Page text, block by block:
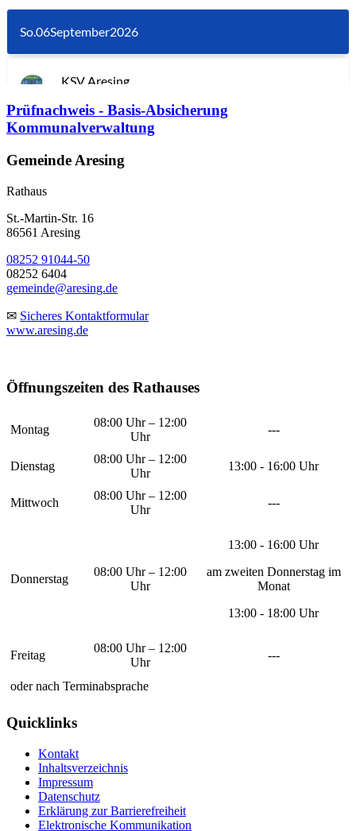
Prüfnachweis - Basis-Absicherung
Kommunalverwaltung
Gemeinde Aresing
Rathaus
St.-Martin-Str. 16
86561 Aresing
08252 91044-50
08252 6404
gemeinde@aresing.de
✉ Sicheres Kontaktformular
www.aresing.de
Öffnungszeiten des Rathauses
Montag
08:00 Uhr – 12:00
Uhr
---
Dienstag
08:00 Uhr – 12:00
Uhr
13:00 - 16:00 Uhr
Mittwoch
08:00 Uhr – 12:00
Uhr
---
Donnerstag
08:00 Uhr – 12:00
Uhr
13:00 - 16:00 Uhr
am zweiten Donnerstag im
Monat
13:00 - 18:00 Uhr
Freitag
08:00 Uhr – 12:00
Uhr
---
oder nach Terminabsprache
Quicklinks
Kontakt
Inhaltsverzeichnis
Impressum
Datenschutz
Erklärung zur Barrierefreiheit
Elektronische Kommunikation